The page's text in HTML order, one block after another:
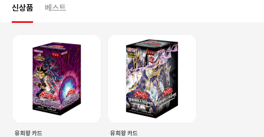
신상품 베스트
유희왕 카드 유희왕 카드